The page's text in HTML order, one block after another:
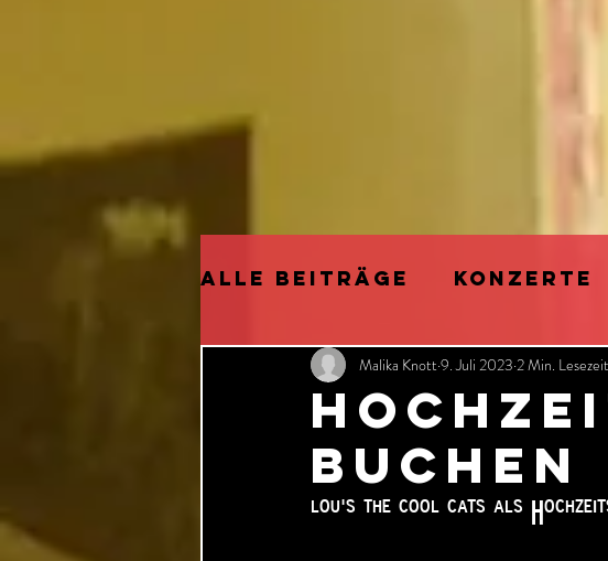
Alle Beiträge KONZERTE
ELECTRIFIED PARTY
CHRISTMAS NEUE
BUCHEN
Malika Knott9. Juli 2023 2 Min. Lesezeit
lou's the cool cats als